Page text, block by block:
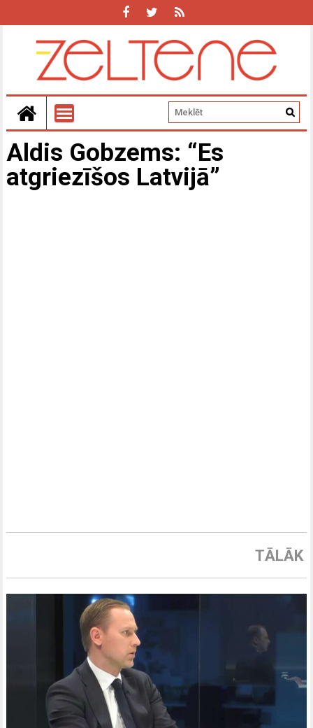
Aldis Gobzems: “Es
atgriezīšos Latvijā”
TĀLĀK